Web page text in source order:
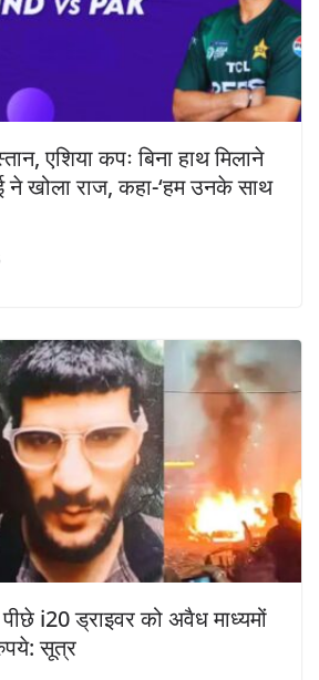
एशिया कपः बिना हाथ मिलाने
ने खोला राज, कहा-‘हम उनके साथ
i20 ड्राइवर को अवैध माध्यमों
सूत्र